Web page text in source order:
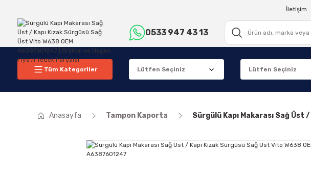
İletişim
0533 947 43 13
Tüm Kategoriler
Anasayfa Tampon Kaporta Sürgülü Kapı Makarası Sağ Üst